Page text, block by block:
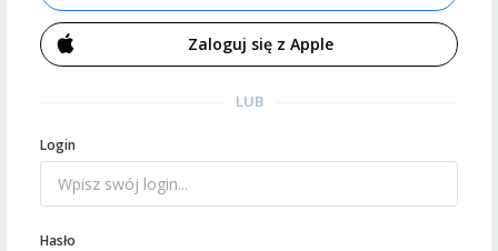
Zaloguj się z Apple
LUB
Login
Hasło